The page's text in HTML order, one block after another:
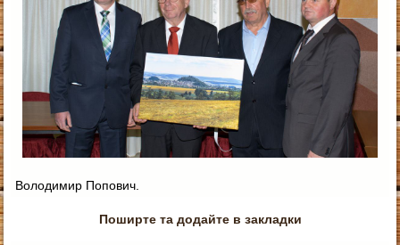
Володимир Попович.
Поширте та додайте в закладки